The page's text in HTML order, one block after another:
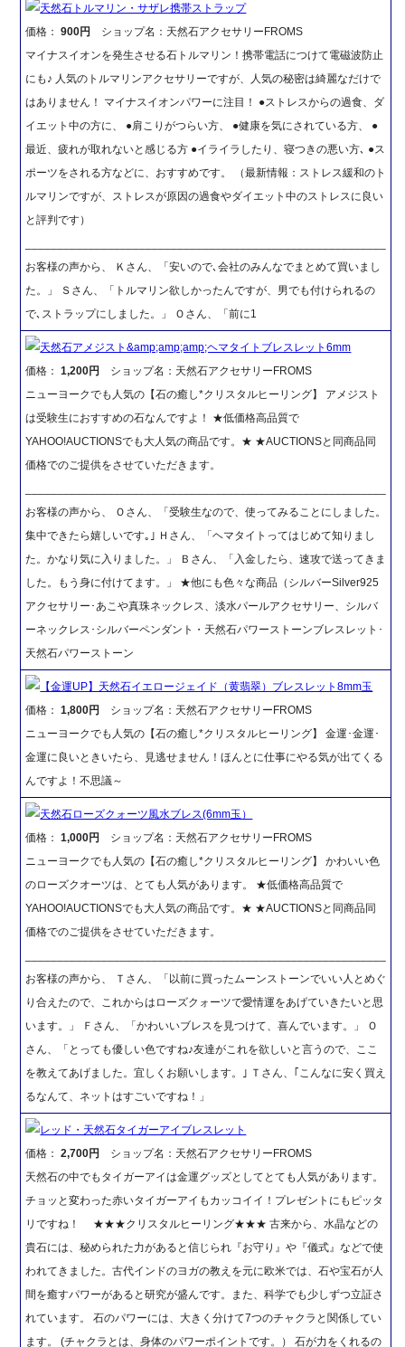
天然石トルマリン・サザレ携帯ストラップ
価格：900円
ショップ名：天然石アクセサリーFROMS
マイナスイオンを発生させる石トルマリン！携帯電話につけて電磁波防止
にも♪ 人気のトルマリンアクセサリーですが、人気の秘密は綺麗なだけで
はありません！ マイナスイオンパワーに注目！ ●ストレスからの過食、ダ
イエット中の方に、 ●肩こりがつらい方、 ●健康を気にされている方、 ●
最近、疲れが取れないと感じる方 ●イライラしたり、寝つきの悪い方､ ●ス
ポーツをされる方などに、おすすめです。 （最新情報：ストレス緩和のト
ルマリンですが、ストレスが原因の過食やダイエット中のストレスに良い
と評判です）
お客様の声から、 Ｋさん、「安いので､会社のみんなでまとめて買いまし
た。」 Ｓさん、「トルマリン欲しかったんですが、男でも付けられるの
で､ストラップにしました。」 Ｏさん、「前に1
天然石アメジスト&amp;amp;amp;ヘマタイトブレスレット6mm
価格：1,200円
ショップ名：天然石アクセサリーFROMS
ニューヨークでも人気の【石の癒し*クリスタルヒーリング】 アメジスト
は受験生におすすめの石なんですよ！ ★低価格高品質で
YAHOO!AUCTIONSでも大人気の商品です。★ ★AUCTIONSと同商品同
価格でのご提供をさせていただきます。
お客様の声から、 Ｏさん、「受験生なので、使ってみることにしました。
集中できたら嬉しいです｡｣ Ｈさん、「ヘマタイトってはじめて知りまし
た。かなり気に入りました。」 Ｂさん、「入金したら、速攻で送ってきま
した。もう身に付けてます。」 ★他にも色々な商品（シルバーSilver925
アクセサリー･あこや真珠ネックレス、淡水パールアクセサリー、シルバ
ーネックレス･シルバーペンダント・天然石パワーストーンブレスレット･
天然石パワーストーン
【金運UP】天然石イエロージェイド（黄翡翠）ブレスレット8mm玉
価格：1,800円
ショップ名：天然石アクセサリーFROMS
ニューヨークでも人気の【石の癒し*クリスタルヒーリング】 金運･金運･
金運に良いときいたら、見逃せません！ほんとに仕事にやる気が出てくる
んですよ！不思議～
天然石ローズクォーツ風水ブレス(6mm玉）
価格：1,000円
ショップ名：天然石アクセサリーFROMS
ニューヨークでも人気の【石の癒し*クリスタルヒーリング】 かわいい色
のローズクオーツは、とても人気があります。 ★低価格高品質で
YAHOO!AUCTIONSでも大人気の商品です。★ ★AUCTIONSと同商品同
価格でのご提供をさせていただきます。
お客様の声から、 Ｔさん、「以前に買ったムーンストーンでいい人とめぐ
り合えたので、これからはローズクォーツで愛情運をあげていきたいと思
います。」 Ｆさん、「かわいいブレスを見つけて、喜んでいます。」 Ｏ
さん、「とっても優しい色ですね♪友達がこれを欲しいと言うので、ここ
を教えてあげました。宜しくお願いします。｣ Ｔさん、｢こんなに安く買え
るなんて、ネットはすごいですね！」
レッド・天然石タイガーアイブレスレット
価格：2,700円
ショップ名：天然石アクセサリーFROMS
天然石の中でもタイガーアイは金運グッズとしてとても人気があります。
チョッと変わった赤いタイガーアイもカッコイイ！プレゼントにもピッタ
リですね！ ★★★クリスタルヒーリング★★★ 古来から、水晶などの
貴石には、秘められた力があると信じられ『お守り』や『儀式』などで使
われてきました。古代インドのヨガの教えを元に欧米では、石や宝石が人
間を癒すパワーがあると研究が盛んです。また、科学でも少しずつ立証さ
れています。 石のパワーには、大きく分けて7つのチャクラと関係してい
ます。 (チャクラとは、身体のパワーポイントです。） 石が力をくれるの